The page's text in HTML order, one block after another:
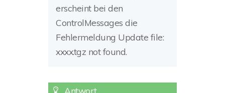
erscheint bei den
ControlMessages die
Fehlermeldung Update file:
xxxx.tgz not found.